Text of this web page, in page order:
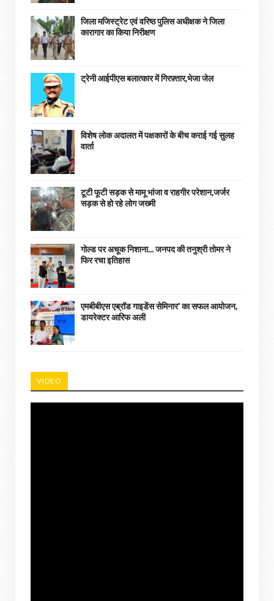
जिला मजिस्ट्रेट एवं वरिष्ठ पुलिस अधीक्षक ने जिला
कारागार का किया निरीक्षण
ट्रेनी आईपीएस बलात्कार में गिरफ़्तार,भेजा जेल
विशेष लोक अदालत में पक्षकारों के बीच कराई गई सुलह
वार्ता
टूटी फूटी सड़क से मामू भांजा व राहगीर परेशान,जर्जर
सड़क से हो रहे लोग जख्मी
गोल्ड पर अचूक निशाना... जनपद की तनुश्री तोमर ने
फिर रचा इतिहास
एमबीबीएस एब्रॉड गाइडेंस सेमिनार' का सफल आयोजन,
डायरेक्टर आरिफ अली
VIDEO